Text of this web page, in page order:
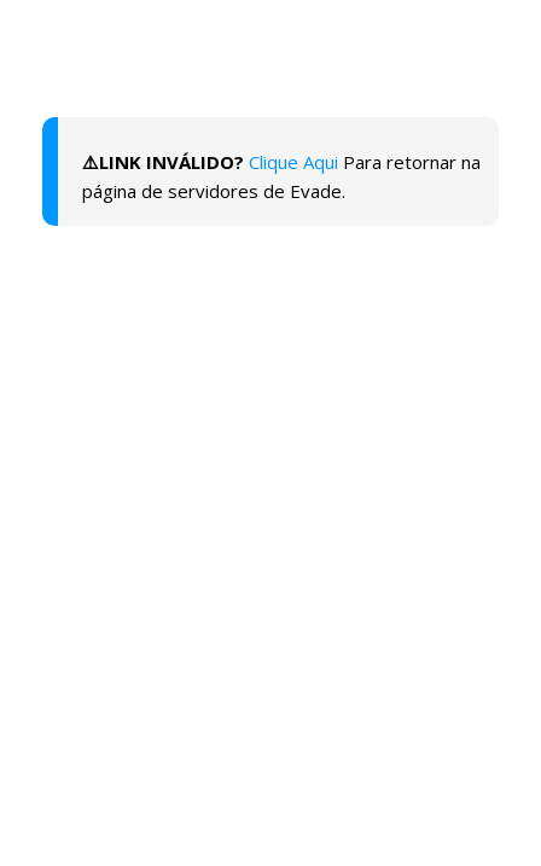
⚠️LINK INVÁLIDO? Clique Aqui Para retornar na
página de servidores de Evade.